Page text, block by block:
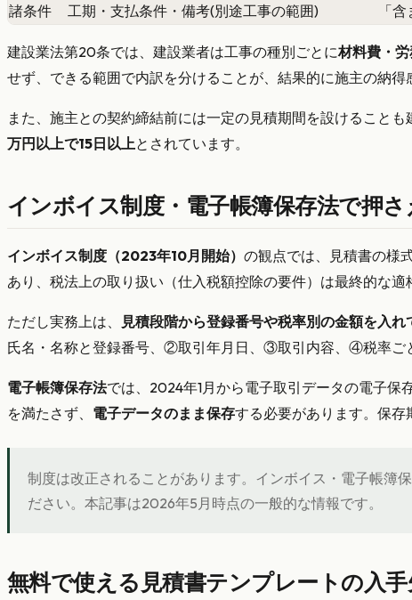
諸条件
工期・支払条件・備考(別途工事の範囲) 「
建設業法第20条では、建設業者は工事の種別ごとに材料費・
せず、できる範囲で内訳を分けることが、結果的に施主の納得
また、施主との契約締結前には一定の見積期間を設けること
万円以上で15日以上とされています。
インボイス制度・電子帳簿保存法で押
インボイス制度（2023年10月開始） の観点では、見積書の様
あり、税法上の取り扱い（仕入税額控除の要件）は最終的な適
ただし実務上は、 見積段階から登録番号や税率別の金額を入れ
氏名・名称と登録番号、②取引年月日、③取引内容、④税率ご
電子帳簿保存法では、2024年1月から電子取引データの電子
を満たさず、 電子データのまま保存する必要があります。保存
制度は改正されることがあります。インボイス・電子帳簿
ださい。本記事は2026年5月時点の一般的な情報です。
無料で使える見積書テンプレートの入